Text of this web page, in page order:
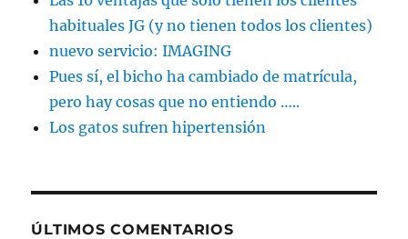
habituales JG (y no tienen todos los clientes)
nuevo servicio: IMAGING
Pues sí, el bicho ha cambiado de matrícula,
pero hay cosas que no entiendo …..
Los gatos sufren hipertensión
ÚLTIMOS COMENTARIOS